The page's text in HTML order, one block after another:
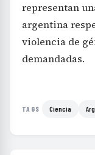
representan
argentina
violencia de
demandadas.
TAGS Ciencia